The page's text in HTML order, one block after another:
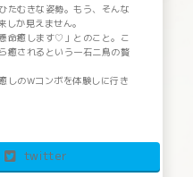
たむきな姿勢。もう、そんな
か見えません。
命癒します♡」とのこと。こ
癒されるという一石二鳥の贅
しのWコンボを体験しに行き
twitter